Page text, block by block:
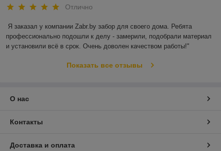
Отлично
Я заказал у компании Zabr.by забор для своего дома. Ребята
профессионально подошли к делу - замерили, подобрали материал
и установили всё в срок. Очень доволен качеством работы!"
Показать все отзывы
О нас
Контакты
Доставка и оплата